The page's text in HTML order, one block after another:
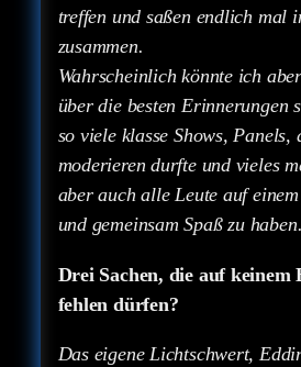
treffen und saßen endlich mal
zusammen.
Wahrscheinlich könnte ich
über die besten Erinnerungen
so viele klasse Shows, Panels,
moderieren durfte und vieles
aber auch alle Leute auf
und gemeinsam Spaß zu haben.
Drei Sachen, die auf keinem
fehlen dürfen?
Das eigene Lichtschwert,